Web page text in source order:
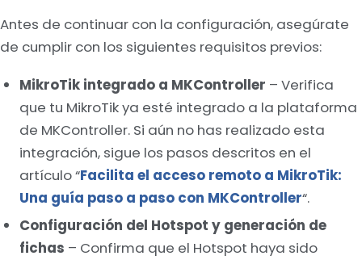
Antes de continuar con la configuración, asegúrate
de cumplir con los siguientes requisitos previos:
MikroTik integrado a MKController – Verifica
que tu MikroTik ya esté integrado a la plataforma
de MKController. Si aún no has realizado esta
integración, sigue los pasos descritos en el
artículo “Facilita el acceso remoto a MikroTik:
Una guía paso a paso con MKController“.
Configuración del Hotspot y generación de
fichas – Confirma que el Hotspot haya sido